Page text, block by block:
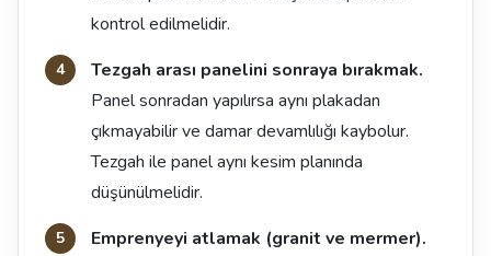
kontrol edilmelidir.
Tezgah arası panelini sonraya bırakmak.
Panel sonradan yapılırsa aynı plakadan
çıkmayabilir ve damar devamlılığı kaybolur.
Tezgah ile panel aynı kesim planında
düşünülmelidir.
Emprenyeyi atlamak (granit ve mermer).